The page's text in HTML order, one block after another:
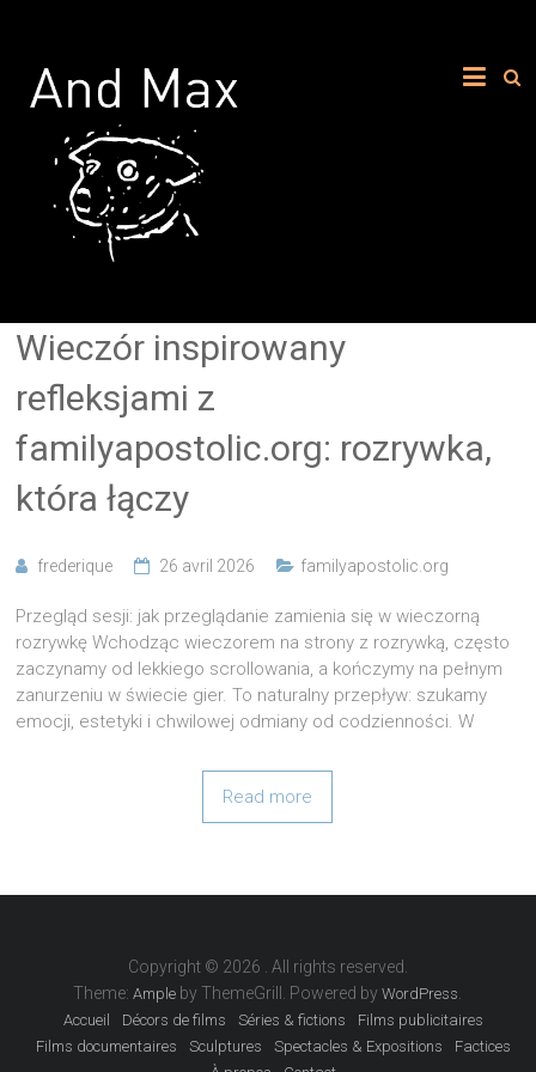
Wieczór inspirowany
refleksjami z
familyapostolic.org: rozrywka,
która łączy
frederique 26 avril 2026 familyapostolic.org
Przegląd sesji: jak przeglądanie zamienia się w wieczorną
rozrywkę Wchodząc wieczorem na strony z rozrywką, często
zaczynamy od lekkiego scrollowania, a kończymy na pełnym
zanurzeniu w świecie gier. To naturalny przepływ: szukamy
emocji, estetyki i chwilowej odmiany od codzienności. W
Read more
Copyright © 2026
. All rights reserved.
Theme:Ample by ThemeGrill. Powered byWordPress
Accueil Décors de films Séries & fictions
Films publicitaires
Films documentaires
Sculptures Spectacles & Expositions
Factices